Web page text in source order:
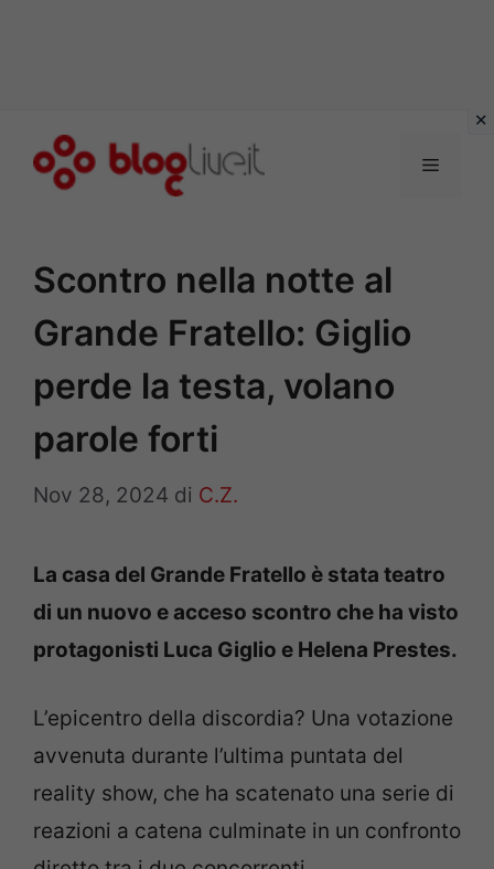
Menu
Scontro nella notte al
Grande Fratello: Giglio
perde la testa, volano
parole forti
Nov 28, 2024 di C.Z.
La casa del Grande Fratello è stata teatro
di un nuovo e acceso scontro che ha visto
protagonisti Luca Giglio e Helena Prestes.
L’epicentro della discordia? Una votazione
avvenuta durante l’ultima puntata del
reality show, che ha scatenato una serie di
reazioni a catena culminate in un confronto